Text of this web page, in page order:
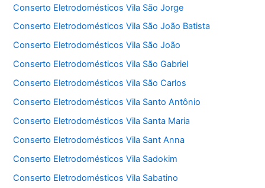
Conserto Eletrodomésticos Vila São Jorge
Conserto Eletrodomésticos Vila São João Batista
Conserto Eletrodomésticos Vila São João
Conserto Eletrodomésticos Vila São Gabriel
Conserto Eletrodomésticos Vila São Carlos
Conserto Eletrodomésticos Vila Santo Antônio
Conserto Eletrodomésticos Vila Santa Maria
Conserto Eletrodomésticos Vila Sant Anna
Conserto Eletrodomésticos Vila Sadokim
Conserto Eletrodomésticos Vila Sabatino